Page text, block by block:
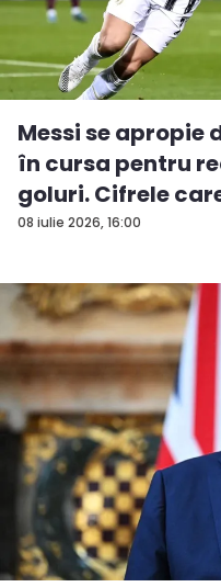
08 iulie 2026, 16:00
Messi se apropie
în cursa pentru
goluri. Cifrele